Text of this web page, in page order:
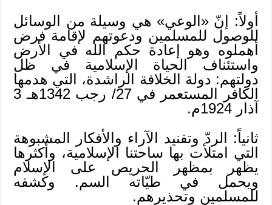
أولاً: إنّ «الوعي» هي وسيلة من الوسائل
للوصول للمسلمين ودعوتهم لإقامة فرض
أهملوه وهو إعادة حكم الله في الأرض
واستئناف الحياة الإسلامية في ظل
دولتهم: دولة الخلافة الراشدة، التي هدمها
الكافر المستعمر في 27/ رجب 1342هـ 3
آذار 1924م.
ثانياً: الردّ وتفنيد الآراء والأفكار المشبوهة
التي امتلأت بها ساحتنا الإسلامية، وأكثرها
يظهر بمظهر الحريص على الإسلام
ويحمل في طيّاته السم. وكشفه
للمسلمين وتحذيرهم.